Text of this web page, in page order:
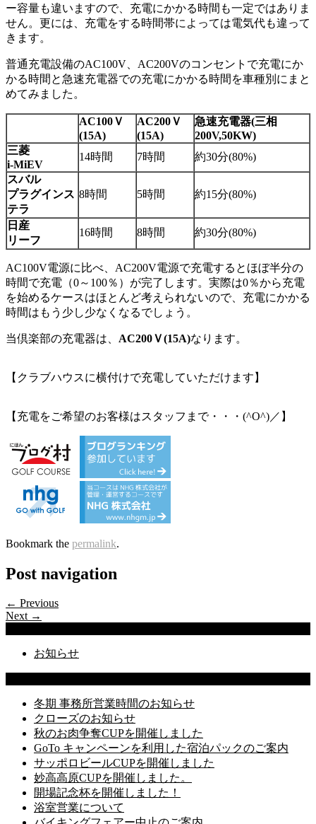
ー容量も違いますので、充電にかかる時間も一定ではありま
せん。更には、充電をする時間帯によっては電気代も違って
きます。
普通充電設備のAC100V、AC200Vのコンセントで充電にか
かる時間と急速充電器での充電にかかる時間を車種別にまと
めてみました。
AC100Ｖ
(15A)
AC200Ｖ
(15A)
急速充電器(三相
200V,50KW)
三菱
i-MiEV
14時間 7時間
約30分(80%)
スバル
プラグインス
テラ
8時間 5時間 約15分(80%)
日産
リーフ
16時間 8時間 約30分(80%)
AC100V電源に比べ、AC200V電源で充電するとほぼ半分の
時間で充電（0～100％）が完了します。実際は0％から充電
を始めるケースはほとんど考えられないので、充電にかかる
時間はもう少し少なくなるでしょう。
当倶楽部の充電器は、 AC200Ｖ(15A)なります。
【クラブハウスに横付けで充電していただけます】
【充電をご希望のお客様はスタッフまで・・・(^O^)／】
Bookmark the permalink.
Post navigation
← Previous
Next →
お知らせ
冬期 事務所営業時間のお知らせ
クローズのお知らせ
秋のお肉争奪CUPを開催しました
GoTo キャンペーンを利用した宿泊パックのご案内
サッポロビールCUPを開催しました
妙高高原CUPを開催しました。
開場記念杯を開催しました！
浴室営業について